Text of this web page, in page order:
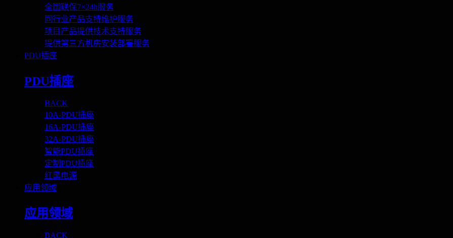
全国联保7×24h服务
同行业产品支持维护服务
项目产品提供技术支持服务
提供第三方机房安装部署服务
PDU插座
PDU插座
BACK
10A-PDU插座
16A-PDU插座
32A-PDU插座
智能PDU插座
定制PDU插座
红黑电源
应用领域
应用领域
BACK